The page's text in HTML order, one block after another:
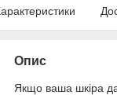
Опис
Якщо ваша шкіра